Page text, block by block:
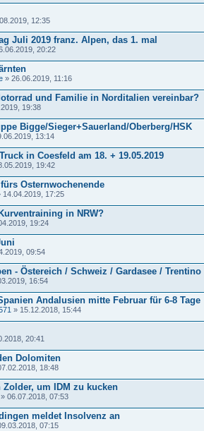
12:35
Juli 2019 franz. Alpen, das 1. mal
20:22
» 26.06.2019, 11:16
und Familie in Norditalien vereinbar?
19:38
Bigge/Sieger+Sauerland/Oberberg/HSK
13:14
in Coesfeld am 18. + 19.05.2019
19:42
Osternwochenende
14.04.2019, 17:25
in NRW?
19:24
09:54
- Östereich / Schweiz / Gardasee / Trentino
16:54
Andalusien mitte Februar für 6-8 Tage
» 15.12.2018, 15:44
20:41
Dolomiten
18:48
Zolder, um IDM zu kucken
» 06.07.2018, 07:53
meldet Insolvenz an
07:15